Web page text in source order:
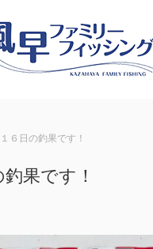
６日の釣果です！
果です！